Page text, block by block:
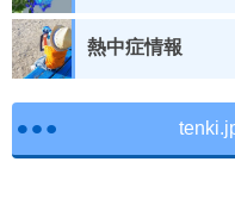
熱中症情報